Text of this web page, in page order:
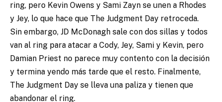
ring, pero Kevin Owens y Sami Zayn se unen a Rhodes
y Jey, lo que hace que The Judgment Day retroceda.
Sin embargo, JD McDonagh sale con dos sillas y todos
van al ring para atacar a Cody, Jey, Sami y Kevin, pero
Damian Priest no parece muy contento con la decisión
y termina yendo más tarde que el resto. Finalmente,
The Judgment Day se lleva una paliza y tienen que
abandonar el ring.